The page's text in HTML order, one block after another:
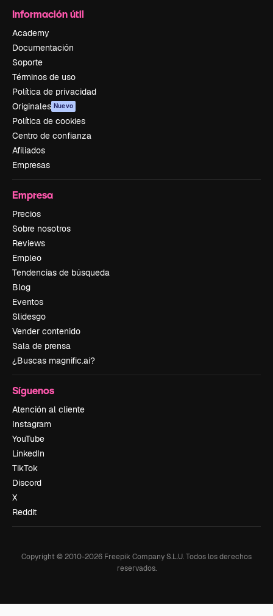
Información útil
Academy
Documentación
Soporte
Términos de uso
Política de privacidad
Originales Nuevo
Política de cookies
Centro de confianza
Afiliados
Empresas
Empresa
Precios
Sobre nosotros
Reviews
Empleo
Tendencias de búsqueda
Blog
Eventos
Slidesgo
Vender contenido
Sala de prensa
¿Buscas magnific.ai?
Síguenos
Atención al cliente
Instagram
YouTube
LinkedIn
TikTok
Discord
X
Reddit
Copyright © 2010-2026 Freepik Company S.L.U.Todos los derechos
reservados.